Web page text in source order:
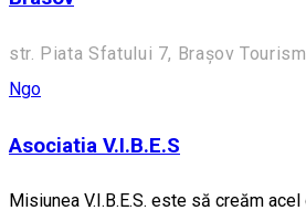
str. Piata Sfatului 7, Brașov
Ngo
Asociatia V.I.B.E.S
Misiunea V.I.B.E.S. este să creăm